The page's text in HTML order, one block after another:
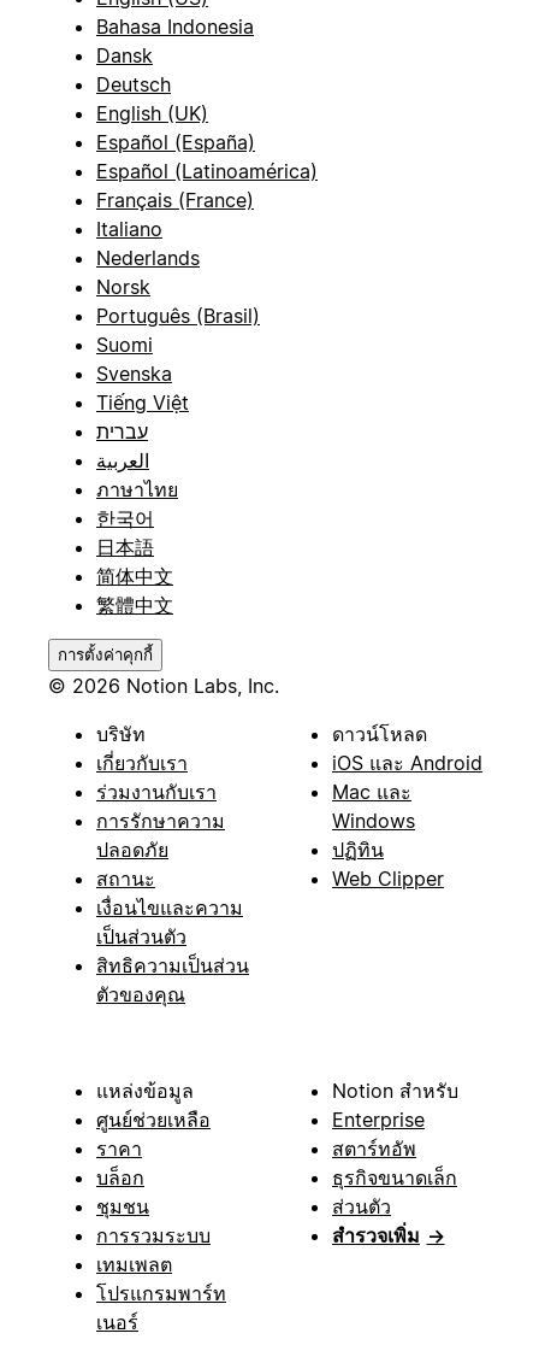
Bahasa Indonesia
Dansk
Deutsch
English (UK)
Español (España)
Español (Latinoamérica)
Français (France)
Italiano
Nederlands
Norsk
Português (Brasil)
Suomi
Svenska
Tiếng Việt
עברית
العربية
ภาษาไทย
한국어
日本語
简体中文
繁體中文
การตั้งค่าคุกกี้
© 2026 Notion Labs, Inc.
บริษัท
เกี่ยวกับเรา
ร่วมงานกับเรา
การรักษาความ
ปลอดภัย
สถานะ
เงื่อนไขและความ
เป็นส่วนตัว
สิทธิความเป็นส่วน
ตัวของคุณ
ดาวน์โหลด
iOS และ Android
Mac และ
Windows
ปฏิทิน
Web Clipper
แหล่งข้อมูล
ศูนย์ช่วยเหลือ
ราคา
บล็อก
ชุมชน
การรวมระบบ
เทมเพลต
โปรแกรมพาร์ท
เนอร์
Notion สำหรับ
Enterprise
สตาร์ทอัพ
ธุรกิจขนาดเล็ก
ส่วนตัว
สำรวจเพิ่ม →